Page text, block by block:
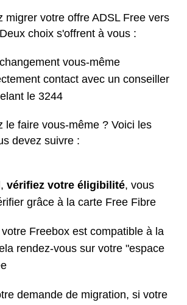
migrer votre offre ADSL Free vers
choix s'offrent à vous :
vous-même
contact avec un conseiller
le 3244
le faire vous-même ? Voici les
devez suivre :
vérifiez votre éligibilité, vous
grâce à la carte Free Fibre
Freebox est compatible à la
rendez-vous sur votre "espace
demande de migration, si votre